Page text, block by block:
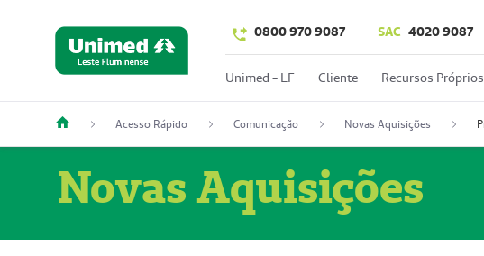
0800 970 9087 SAC 4020 9087
Unimed - LF Cliente Recursos Próprios
Acesso Rápido Comunicação Novas Aquisições
Novas Aquisições